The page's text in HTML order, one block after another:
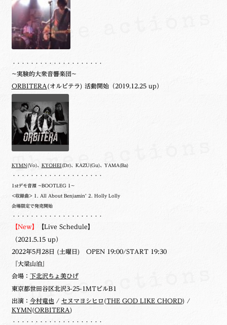
・・・・・・・・・・・・・・・・・・・・
~実験的大衆音響楽団~
ORBITERA (オルビテラ) 活動開始（2019.12.25 up）
KYMN(Vo)、 KYOHEI (Dr)、KAZU(Gu)、YAMA(Ba)
・・・・・・・・・・・・・・・・・・・・
1stデモ音源 ~BOOTLEG 1~
<収録曲> 1. All About Benjamin’ 2. Holly Lolly
会場限定で発売開始
・・・・・・・・・・・・・・・・・・・・
【New】 【Live Schedule】
（2021.5.15 up）
2022年5月28日 (土曜日) OPEN 19:00/START 19:30
『大梁山泊』
会場： 下北沢ちょ美ひげ
東京都世田谷区北沢3-25-1MTビルB1
出演： 今村竜也 / セヌマヨシヒロ (THE GOD LIKE CHORD) /
KYMN(ORBITERA)
・・・・・・・・・・・・・・・・・・・・